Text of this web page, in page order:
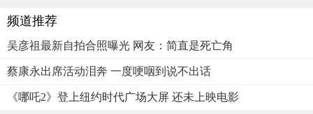
频道推荐
吴彦祖最新自拍合照曝光 网友：简直是死亡角
蔡康永出席活动泪奔 一度哽咽到说不出话
《哪吒2》登上纽约时代广场大屏 还未上映电影